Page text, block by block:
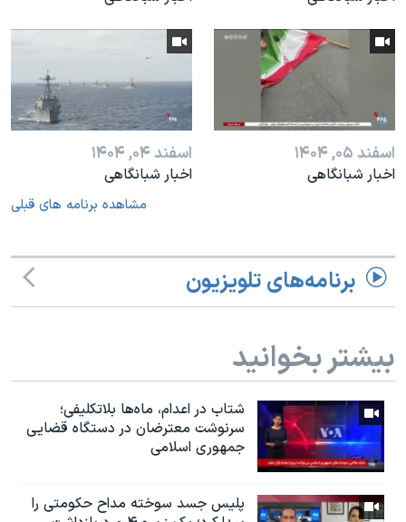
اسفند ۰۵, ۱۴۰۴
اخبار شبانگاهی
اسفند ۰۴, ۱۴۰۴
اخبار شبانگاهی
مشاهده برنامه های قبلی
برنامه‌های تلویزیون
بیشتر بخوانید
شتاب در اعدام، ماه‌ها بلاتکلیفی؛
سرنوشت معترضان در دستگاه قضایی
جمهوری اسلامی
پلیس جسد سوخته مداح حکومتی را